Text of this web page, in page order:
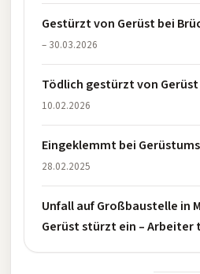
Gestürzt von Gerüst bei
– 30.03.2026
Tödlich gestürzt von
10.02.2026
Eingeklemmt bei
28.02.2025
Unfall auf Großbaustelle in
Gerüst stürzt ein –